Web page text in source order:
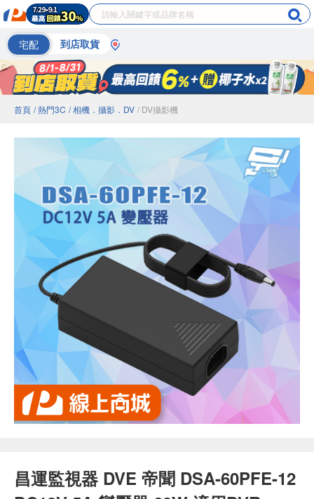
宅配 到店取貨
首頁 / 熱門3C / 相機．攝影．DV / DV攝影機
昌運監視器 DVE 帝聞 DSA-60PFE-12